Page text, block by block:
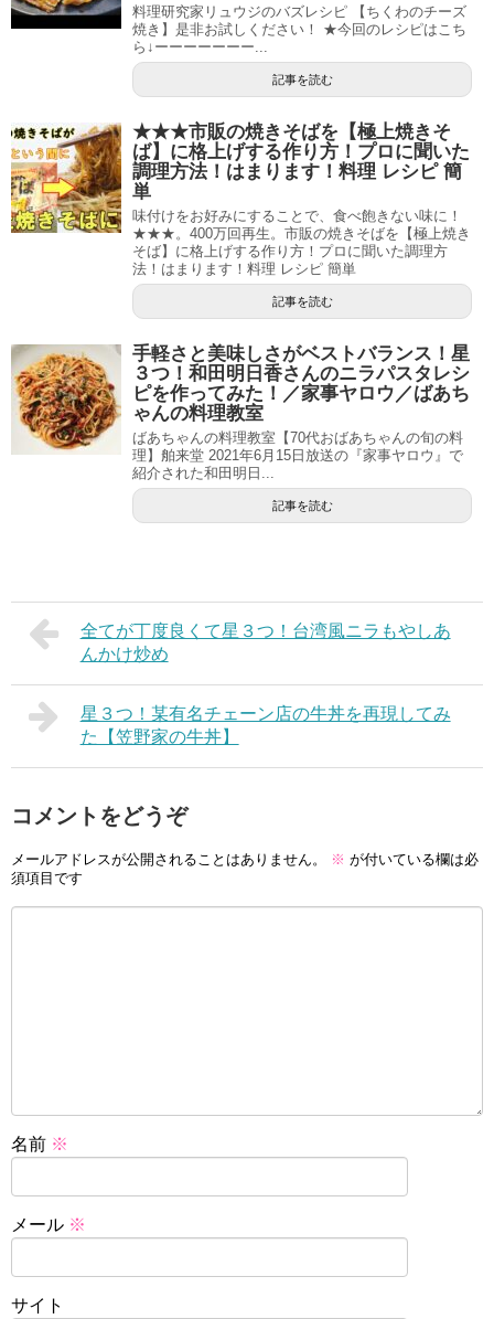
料理研究家リュウジのバズレシピ 【ちくわのチーズ
焼き】是非お試しください！ ★今回のレシピはこち
ら↓ーーーーーーー...
記事を読む
★★★市販の焼きそばを【極上焼きそ
ば】に格上げする作り方！プロに聞いた
調理方法！はまります！料理 レシピ 簡
単
味付けをお好みにすることで、食べ飽きない味に！
★★★。400万回再生。市販の焼きそばを【極上焼き
そば】に格上げする作り方！プロに聞いた調理方
法！はまります！料理 レシピ 簡単
記事を読む
手軽さと美味しさがベストバランス！星
３つ！和田明日香さんのニラパスタレシ
ピを作ってみた！／家事ヤロウ／ばあち
ゃんの料理教室
ばあちゃんの料理教室【70代おばあちゃんの旬の料
理】舶来堂 2021年6月15日放送の『家事ヤロウ』で
紹介された和田明日...
記事を読む
全てが丁度良くて星３つ！台湾風ニラもやしあ
んかけ炒め
星３つ！某有名チェーン店の牛丼を再現してみ
た【笠野家の牛丼】
コメントをどうぞ
メールアドレスが公開されることはありません。 ※ が付いている欄は必
須項目です
名前 ※
メール ※
サイト